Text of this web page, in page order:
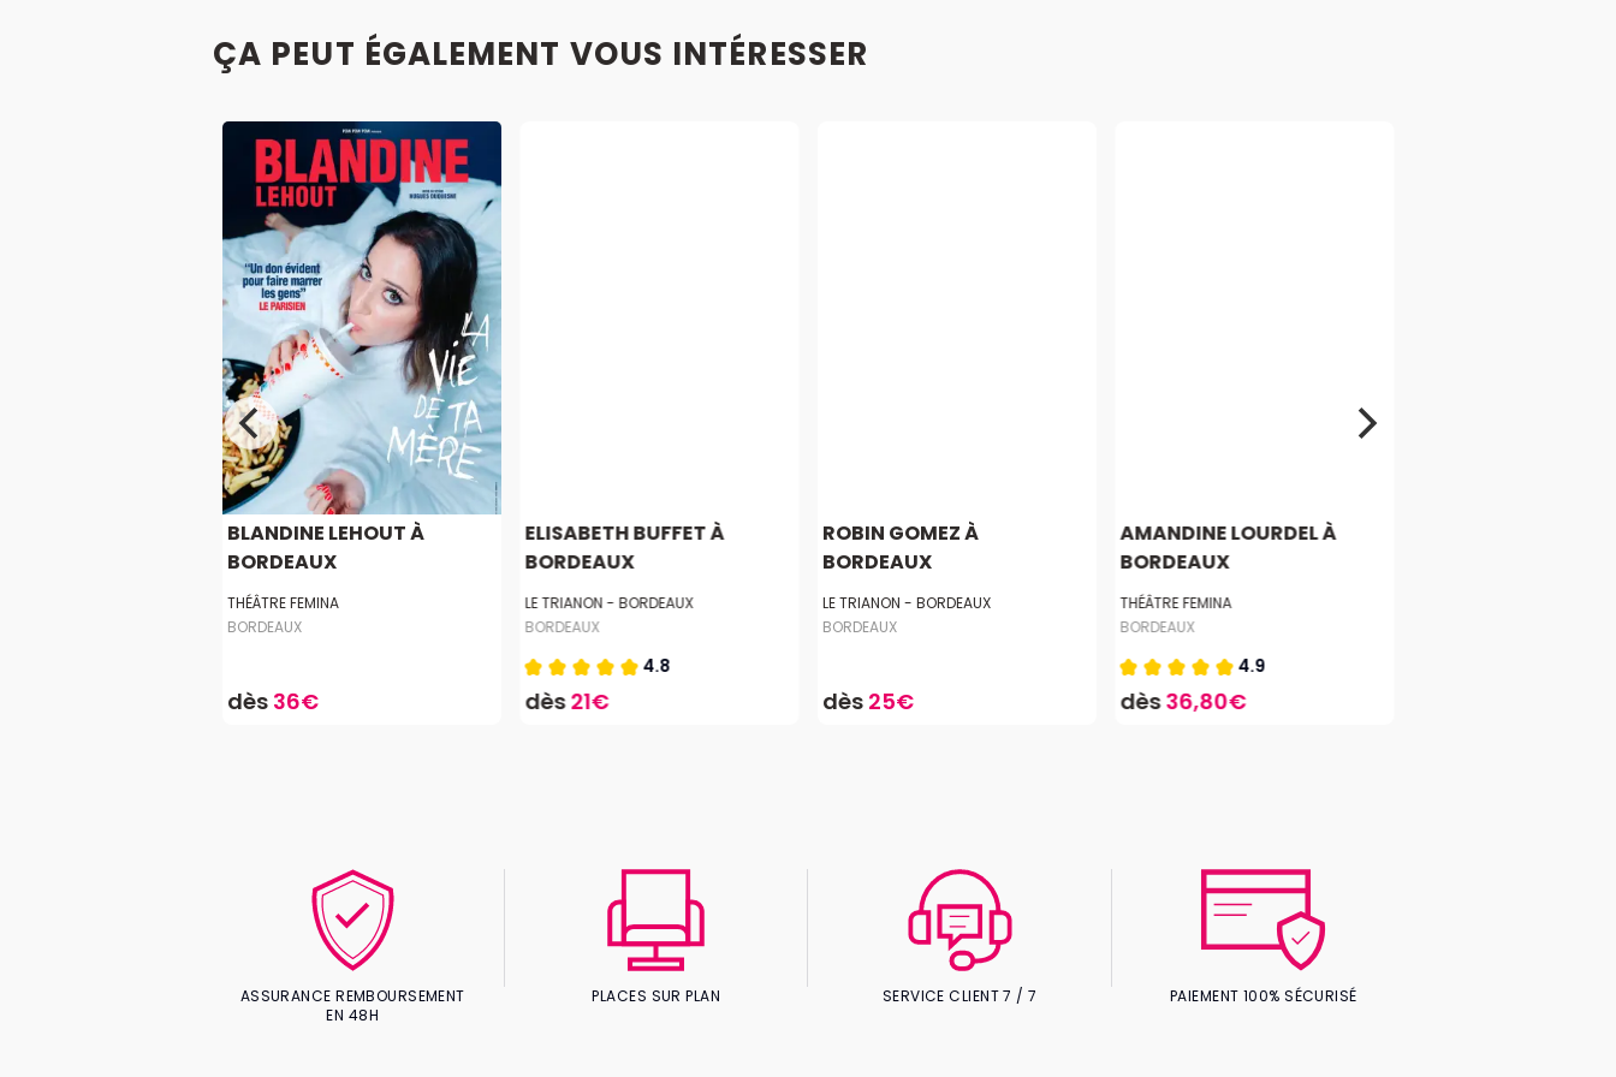
ÇA PEUT ÉGALEMENT VOUS INTÉRESSER
BLANDINE LEHOUT À
BORDEAUX
THÉÂTRE FEMINA
BORDEAUX
dès 36€
ELISABETH BUFFET À
BORDEAUX
LE TRIANON - BORDEAUX
BORDEAUX
4.8
dès21€
ROBIN GOMEZ À
BORDEAUX
LE TRIANON - BORDEAUX
BORDEAUX
dès 25€
AMANDINE LOURDEL À
BORDEAUX
THÉÂTRE FEMINA
BORDEAUX
4.9
dès36,80€
ASSURANCE REMBOURSEMENT
EN 48H
PLACES SUR PLAN SERVICE CLIENT 7 / 7 PAIEMENT 100% SÉCURISÉ